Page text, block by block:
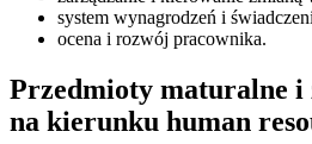
system wynagrodzeń i
ocena i rozwój pracownika.
Przedmioty maturalne
na kierunku human